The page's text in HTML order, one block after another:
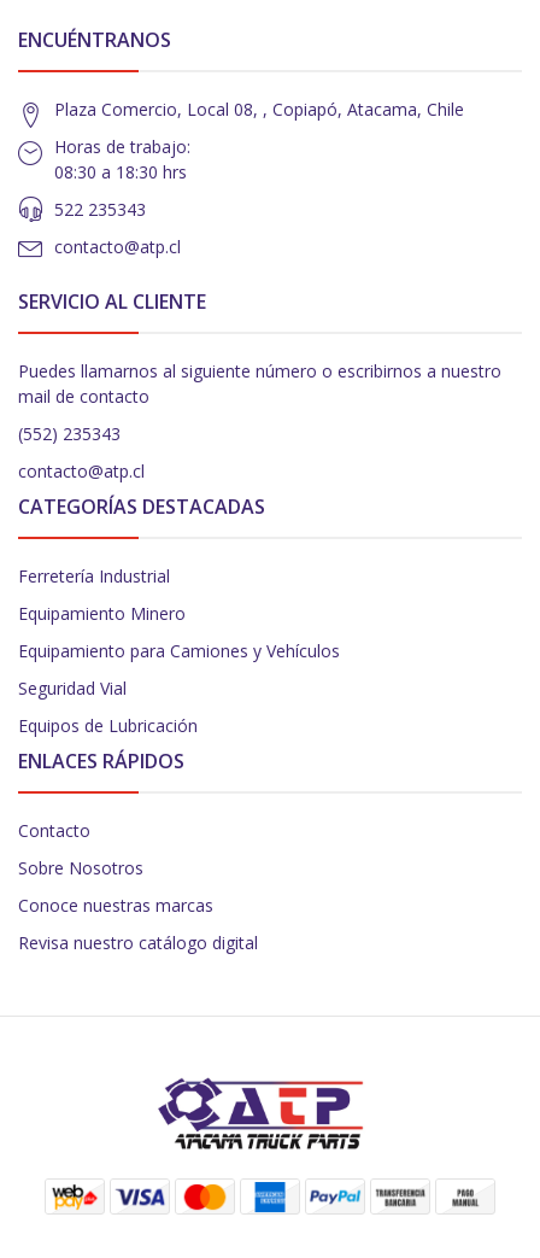
ENCUÉNTRANOS
Plaza Comercio, Local 08, , Copiapó, Atacama, Chile
Horas de trabajo:
08:30 a 18:30 hrs
522 235343
contacto@atp.cl
SERVICIO AL CLIENTE
Puedes llamarnos al siguiente número o escribirnos a nuestro
mail de contacto
(552) 235343
contacto@atp.cl
CATEGORÍAS DESTACADAS
Ferretería Industrial
Equipamiento Minero
Equipamiento para Camiones y Vehículos
Seguridad Vial
Equipos de Lubricación
ENLACES RÁPIDOS
Contacto
Sobre Nosotros
Conoce nuestras marcas
Revisa nuestro catálogo digital